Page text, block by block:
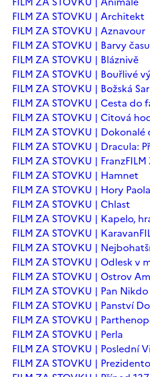
FILM ZA STOVKU | Architekt
FILM ZA STOVKU | Aznavour
FILM ZA STOVKU | Barvy času
FILM ZA STOVKU | Bláznivě
FILM ZA STOVKU | Bouřlivé
FILM ZA STOVKU | Božská
FILM ZA STOVKU | Cesta do
FILM ZA STOVKU | Citová
FILM ZA STOVKU | Dokonalé
FILM ZA STOVKU | Dracula:
FILM ZA STOVKU | Franz
FILM ZA STOVKU | Hamnet
FILM ZA STOVKU | Hory
FILM ZA STOVKU | Chlast
FILM ZA STOVKU | Kapelo,
FILM ZA STOVKU | Karavan
FILM ZA STOVKU |
FILM ZA STOVKU | Odlesk v
FILM ZA STOVKU | Ostrov
FILM ZA STOVKU | Pan
FILM ZA STOVKU | Panství
FILM ZA STOVKU |
FILM ZA STOVKU | Perla
FILM ZA STOVKU | Poslední
FILM ZA STOVKU |